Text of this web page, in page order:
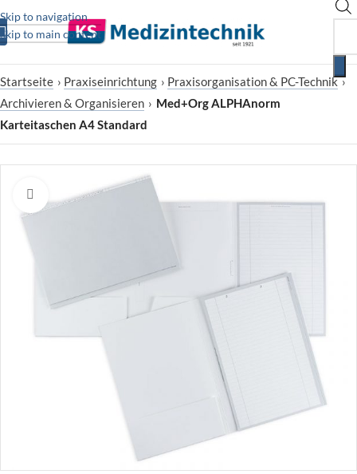
Skip to navigation
Skip to main content
Startseite › Praxiseinrichtung › Praxisorganisation & PC-Technik ›
Archivieren & Organisieren › Med+Org ALPHAnorm
Karteitaschen A4 Standard
Zum Vergrößern klicken